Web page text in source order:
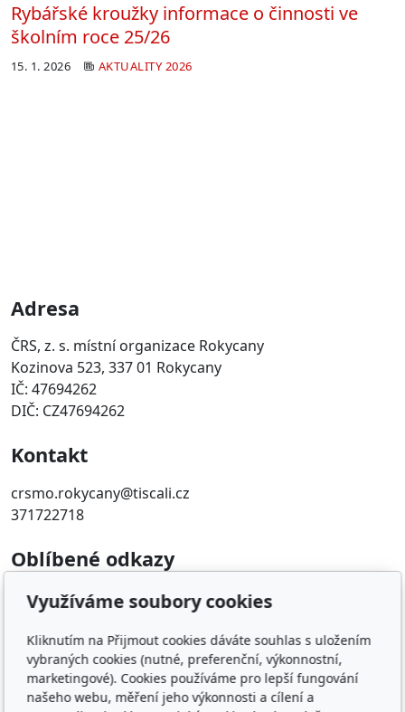
Rybářské kroužky informace o činnosti ve
školním roce 25/26
15. 1. 2026 AKTUALITY 2026
Adresa
ČRS, z. s. místní organizace Rokycany
Kozinova 523, 337 01 Rokycany
IČ: 47694262
DIČ: CZ47694262
Kontakt
crsmo.rokycany@tiscali.cz
371722718
Oblíbené odkazy
Západočeský územní svaz
Časopis rybářství
Přihlášení RIS
© 2026ČRS, z. s. místní organizace Rokycany
Využíváme soubory cookies
Kliknutím na Přijmout cookies dáváte souhlas s uložením
vybraných cookies (nutné, preferenční, výkonnostní,
marketingové). Cookies používáme pro lepší fungování
našeho webu, měření jeho výkonnosti a cílení a